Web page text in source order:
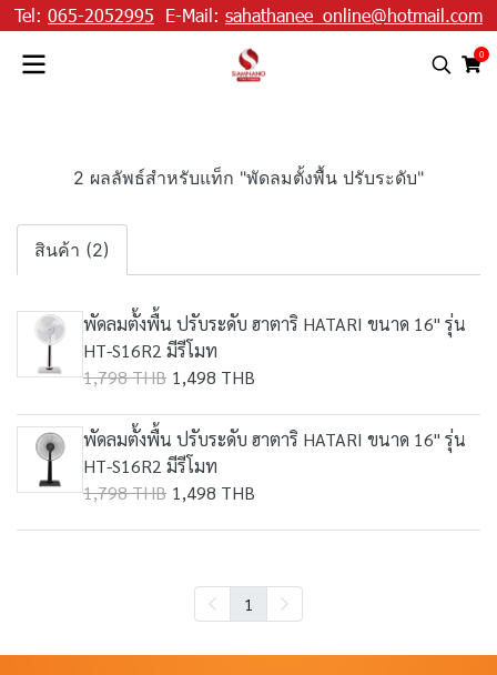
Tel: 065-2052995 E-Mail: sahathanee_online@hotmail.com
0
2 ผลลัพธ์สำหรับแท็ก "พัดลมตั้งพื้น ปรับระดับ"
สินค้า (2)
พัดลมตั้งพื้น ปรับระดับ ฮาตาริ HATARI ขนาด 16" รุ่น
HT-S16R2 มีรีโมท
1,798 THB 1,498 THB
พัดลมตั้งพื้น ปรับระดับ ฮาตาริ HATARI ขนาด 16" รุ่น
HT-S16R2 มีรีโมท
1,798 THB 1,498 THB
1